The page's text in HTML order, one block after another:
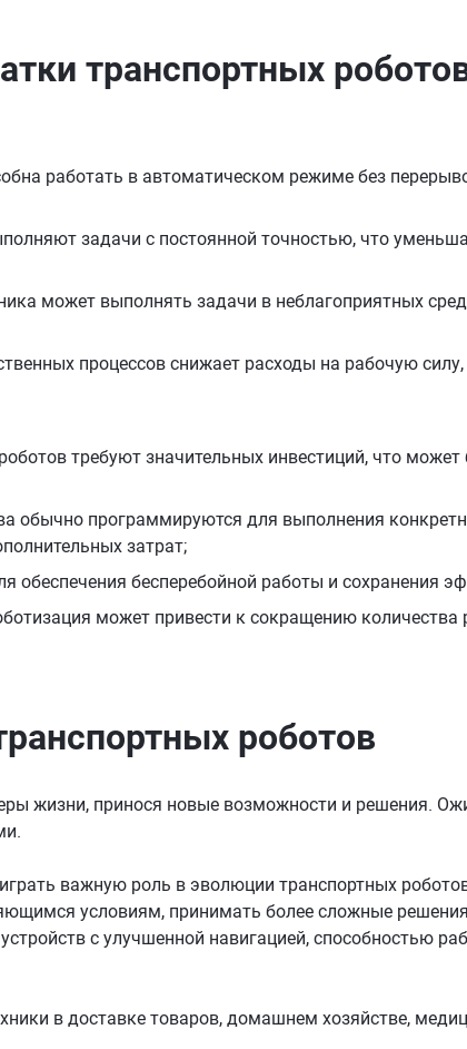
транспортных
работать в автоматическом режиме без
задачи с постоянной точностью, что
может выполнять задачи в неблагоприятных
процессов снижает расходы на рабочую силу,
требуют значительных инвестиций, что
обычно программируются для выполнения
затрат;
обеспечения бесперебойной работы и сохранения
может привести к сокращению количества
роботов
жизни, принося новые возможности и решения.
важную роль в эволюции транспортных
условиям, принимать более сложные
с улучшенной навигацией, способностью
в доставке товаров, домашнем хозяйстве,